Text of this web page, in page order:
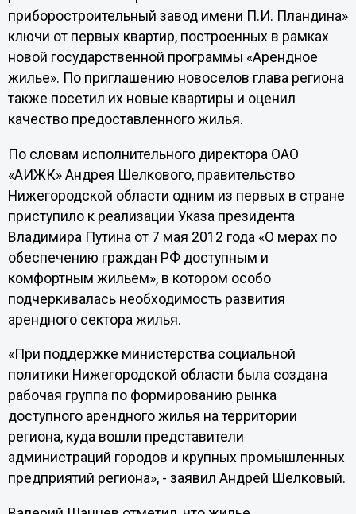
приборостроительный завод имени П.И. Пландина»
ключи от первых квартир, построенных в рамках
новой государственной программы «Арендное
жилье». По приглашению новоселов глава региона
также посетил их новые квартиры и оценил
качество предоставленного жилья.
По словам исполнительного директора ОАО
«АИЖК» Андрея Шелкового, правительство
Нижегородской области одним из первых в стране
приступило к реализации Указа президента
Владимира Путина от 7 мая 2012 года «О мерах по
обеспечению граждан РФ доступным и
комфортным жильем», в котором особо
подчеркивалась необходимость развития
арендного сектора жилья.
«При поддержке министерства социальной
политики Нижегородской области была создана
рабочая группа по формированию рынка
доступного арендного жилья на территории
региона, куда вошли представители
администраций городов и крупных промышленных
предприятий региона», - заявил Андрей Шелковый.